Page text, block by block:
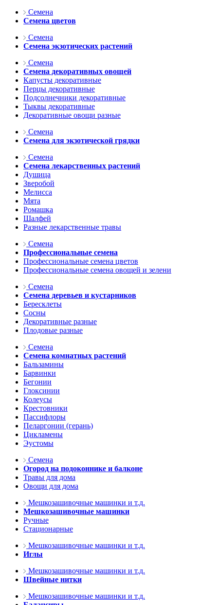
Семена
Семена цветов
Семена
Семена экзотических растений
Семена
Семена декоративных овощей
Капусты декоративные
Перцы декоративные
Подсолнечники декоративные
Тыквы декоративные
Декоративные овощи разные
Семена
Семена для экзотической грядки
Семена
Семена лекарственных растений
Душица
Зверобой
Мелисса
Мята
Ромашка
Шалфей
Разные лекарственные травы
Семена
Профессиональные семена
Профессиональные семена цветов
Профессиональные семена овощей и зелени
Семена
Семена деревьев и кустарников
Бересклеты
Сосны
Декоративные разные
Плодовые разные
Семена
Семена комнатных растений
Бальзамины
Барвинки
Бегонии
Глоксинии
Колеусы
Крестовники
Пассифлоры
Пеларгонии (герань)
Цикламены
Эустомы
Семена
Огород на подоконнике и балконе
Травы для дома
Овощи для дома
Мешкозашивочные машинки и т.д.
Мешкозашивочные машинки
Ручные
Стационарные
Мешкозашивочные машинки и т.д.
Иглы
Мешкозашивочные машинки и т.д.
Швейные нитки
Мешкозашивочные машинки и т.д.